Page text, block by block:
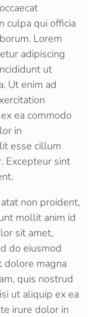
culpa qui officia
Lorem
adipiscing
ut
Ut enim ad
ea commodo
in
esse cillum
Excepteur sint
non proident,
mollit anim id
sit amet,
do eiusmod
magna
quis nostrud
ut aliquip ex ea
irure dolor in